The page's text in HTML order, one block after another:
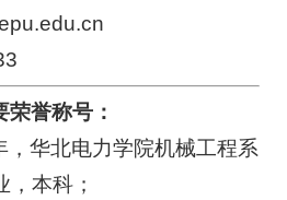
pu.edu.cn
誉称号：
华北电力学院机械工程系
本科；